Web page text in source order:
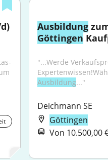
Ausbildung
Göttingen
"...Werde
Ausbildung..."
Deichmann SE
Göttingen
Von 10.500,00